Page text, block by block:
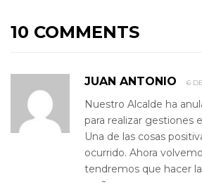
10 COMMENTS
JUAN ANTONIO 6
Nuestro Alcalde ha
para realizar gestiones
Una de las cosas
ocurrido. Ahora
tendremos que hacer